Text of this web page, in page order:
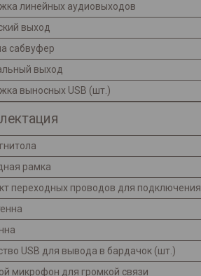
линейных аудиовыходов
выход
сабвуфер
выход
выносных USB (шт.)
рамка
переходных проводов для подключения
USB для вывода в бардачок (шт.)
микрофон для громкой связи